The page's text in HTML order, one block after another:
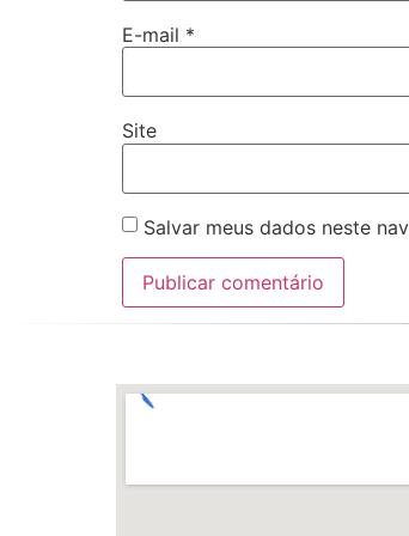
E-mail *
Site
Salvar meus dados neste